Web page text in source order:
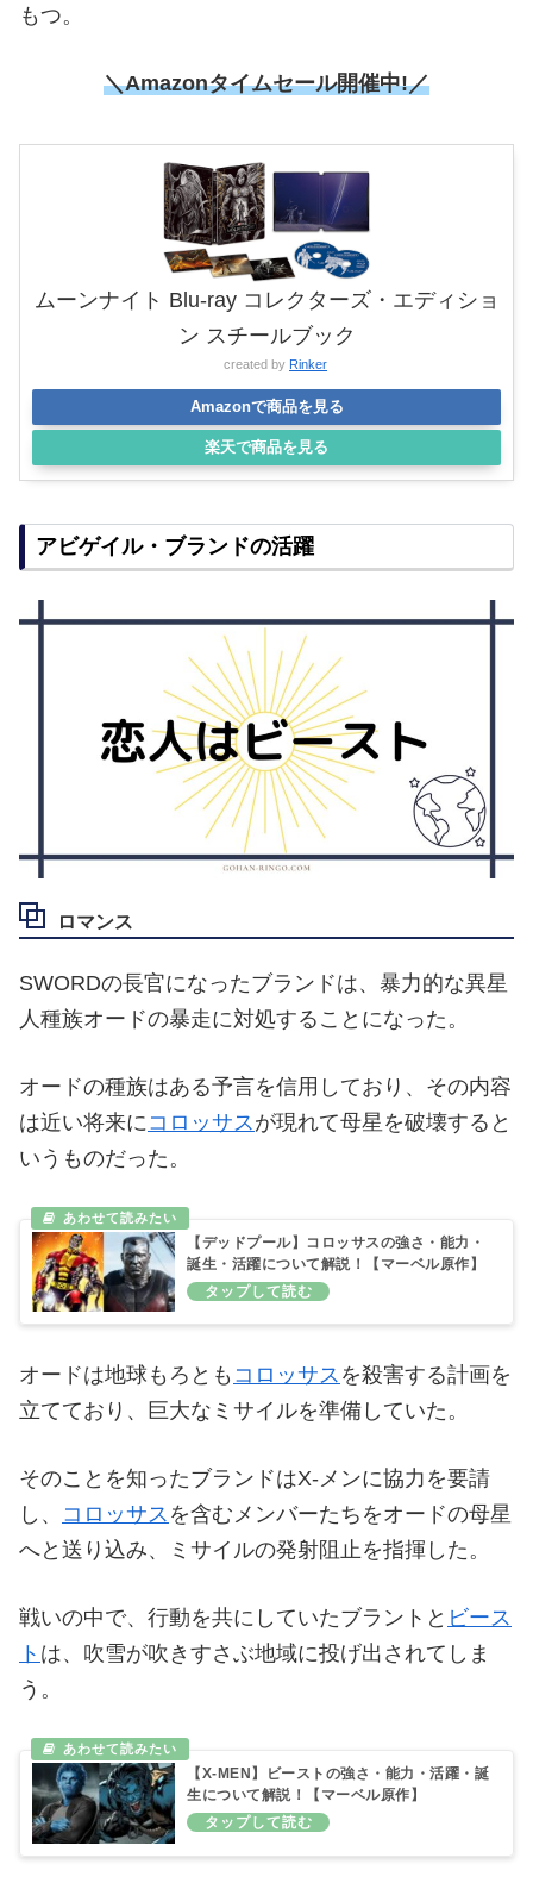
もつ。
＼Amazonタイムセール開催中!／
ムーンナイト Blu-ray コレクターズ・エディショ
ン スチールブック
created by Rinker
Amazonで商品を見る
楽天で商品を見る
アビゲイル・ブランドの活躍
ロマンス
SWORDの長官になったブランドは、暴力的な異星
人種族オードの暴走に対処することになった。
オードの種族はある予言を信用しており、その内容
は近い将来に コロッサス が現れて母星を破壊すると
いうものだった。
【デッドプール】コロッサスの強さ・能力・
誕生・活躍について解説！【マーベル原作】
オードは地球もろとも コロッサス を殺害する計画を
立てており、巨大なミサイルを準備していた。
そのことを知ったブランドはX‐メンに協力を要請
し、 コロッサス を含むメンバーたちをオードの母星
へと送り込み、ミサイルの発射阻止を指揮した。
戦いの中で、行動を共にしていたブラントと ビース
ト は、吹雪が吹きすさぶ地域に投げ出されてしま
う。
【X-MEN】ビーストの強さ・能力・活躍・誕
生について解説！【マーベル原作】